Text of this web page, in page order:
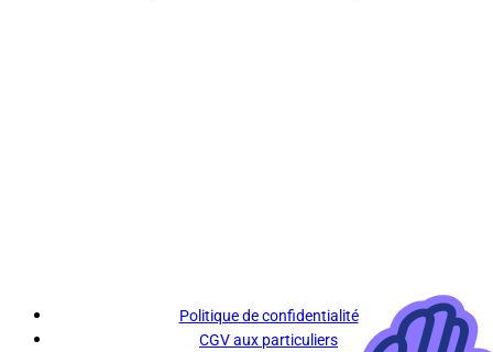
Politique de confidentialité
CGV aux particuliers